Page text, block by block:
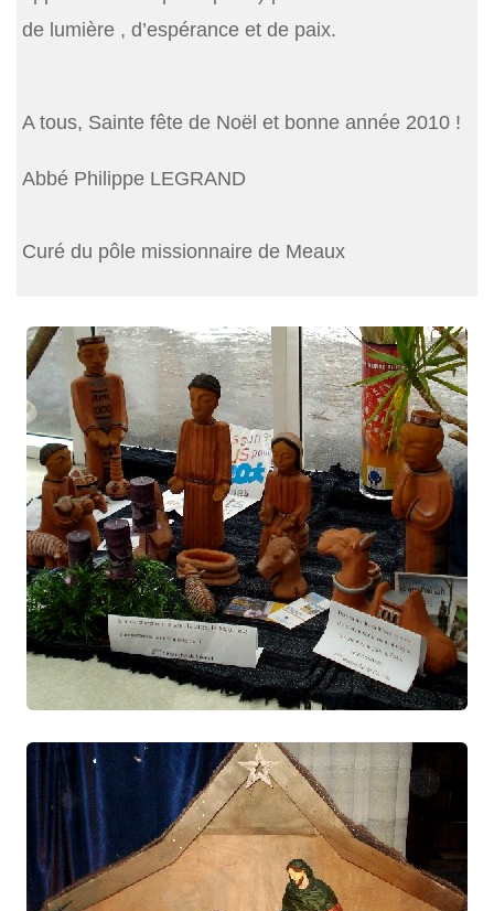
de lumière , d’espérance et de paix.
A tous, Sainte fête de Noël et bonne année 2010 !
Abbé Philippe LEGRAND
Curé du pôle missionnaire de Meaux